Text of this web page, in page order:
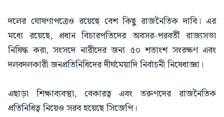
দলের ঘোষণাপত্রেও রয়েছে বেশ কিছু রাজনৈতিক দাবি। এর
মধ্যে রয়েছে, প্রধান বিচারপতিদের অবসর-পরবর্তী রাজ্যসভা
নিষিদ্ধ করা, সংসদে নারীদের জন্য ৫০ শতাংশ সংরক্ষণ এবং
দলবদলকারী জনপ্রতিনিধিদের দীর্ঘমেয়াদি নির্বাচনী নিষেধাজ্ঞা।
এছাড়া শিক্ষাব্যবস্থা, বেকারত্ব এবং তরুণদের রাজনৈতিক
প্রতিনিধিত্ব নিয়েও সরব হয়েছে সিজেপি।